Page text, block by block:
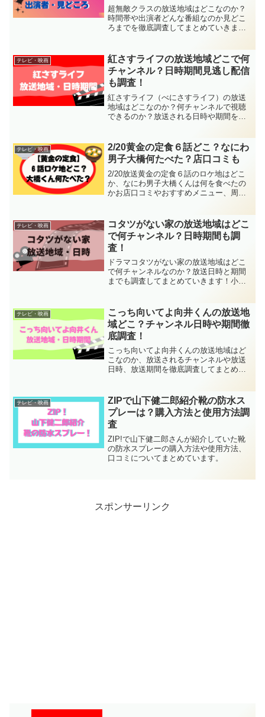
超無敵クラスの放送地域はどこなのか？
時間帯や出演者どんな番組なのか見どこ
ろまでを徹底調査してまとめていきま
テレビ・映画
紅さすライフの放送地域どこで何
チャンネル？日時期間見逃し配信
も調査！
紅さすライフ（べにさすライフ）の放送
地域はどこなのか？何チャンネルで視聴
できるのか？放送される日時や期間を徹
が主演ということで注目していますよ
ね！一緒に出演される方が誰
テレビ・映画
2/20黄金の定食６話どこ？なにわ
男子大橋何たべた？店口コミも
2/20放送黄金の定食６話のロケ地はどこ
か、なにわ男子大橋くんは何を食べたの
かお店口コミやおすすめメニュー、周辺
テレビ・映画
コタツがない家の放送地域はどこ
で何チャンネル？日時期間も調
査！
ドラマコタツがない家の放送地域はどこ
で何チャンネルなのか？放送日時と期間
までも調査してまとめていきます！小池
すじなのか気になる作品でもあります
ね。このページではコタツが
テレビ・映画
こっち向いてよ向井くんの放送地
域どこ？チャンネル日時や期間徹
底調査！
こっち向いてよ向井くんの放送地域はど
こなのか、放送されるチャンネルや放送
日時、放送期間を徹底調査してまとめて
ージを見ると地上波放送を視聴するため
に、各地域ごとの放送され
テレビ・映画
ZIPで山下健二郎紹介靴の防水ス
プレーは？購入方法と使用方法調
査
ZIP!で山下健二郎さんが紹介していた靴
の防水スプレーの購入方法や使用方法、
口コミについてまとめています。
スポンサーリンク